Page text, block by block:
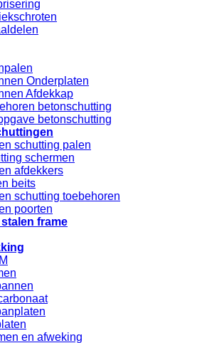
Onderplaten
Afdekkap
betonschutting
betonschutting
schutting palen
schermen
afdekkers
beits
schutting toebehoren
poorten
frame
en afweking